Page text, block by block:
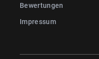
Bewertungen
Impressum